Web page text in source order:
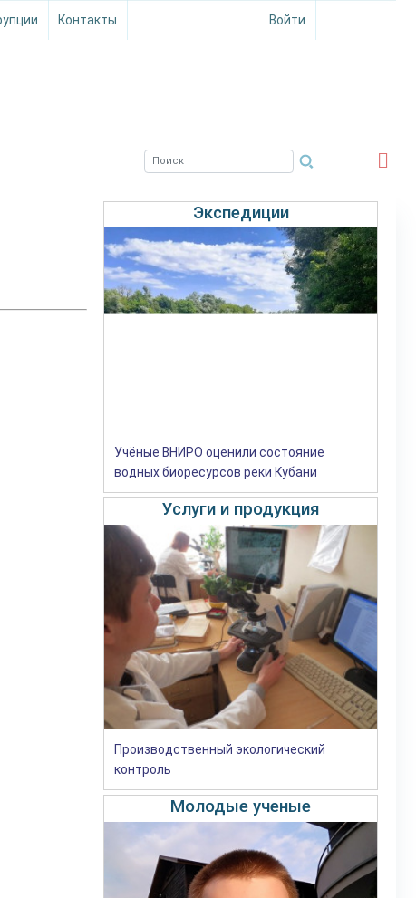
Контакты Войти
Экспедиции
Учёные ВНИРО оценили состояние
водных биоресурсов реки Кубани
Услуги и продукция
Производственный экологический
контроль
Молодые ученые